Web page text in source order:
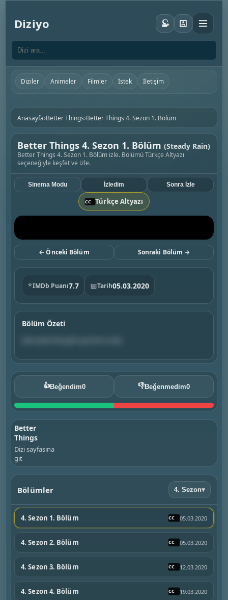
Diziyo
Diziler Animeler Filmler İstek İletişim
Anasayfa›Better Things›Better Things 4. Sezon 1. Bölüm
Better Things 4. Sezon 1. Bölüm (Steady Rain)
Better Things 4. Sezon 1. Bölüm izle. Bölümü Türkçe Altyazı
seçeneğiyle keşfet ve izle.
Türkçe Altyazı
Sinema Modu İzledim Sonra İzle
← Önceki Bölüm Sonraki Bölüm →
⭐IMDb Puanı7.7 📅Tarih05.03.2020
Bölüm Özeti
👍Beğendim0 👎Beğenmedim0
Better
Things
Dizi sayfasına
git
Bölümler 4. Sezon▾
4. Sezon 1. Bölüm 05.03.2020
4. Sezon 2. Bölüm 05.03.2020
4. Sezon 3. Bölüm 12.03.2020
4. Sezon 4. Bölüm 19.03.2020